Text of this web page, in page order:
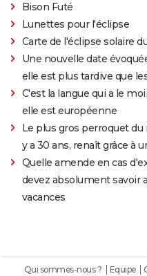
Bison Futé
Lunettes pour l'éclipse
Carte de l'éclipse solaire
Une nouvelle date
elle est plus tardive que
C'est la langue qui a le
elle est européenne
Le plus gros perroquet
y a 30 ans, renaît grâce à
Quelle amende en cas
devez absolument savoir
vacances
Qui sommes-nous ? Equipe